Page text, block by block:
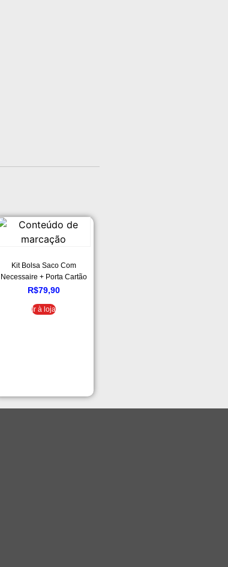
Kit Bolsa Saco Com
Necessaire + Porta Cartão
de Brinde Retta Verde Militar
R$79,90
Ir à loja